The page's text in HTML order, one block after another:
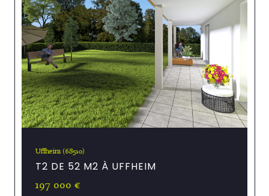
Uffheim (68510)
T2 DE 52 M2 À UFFHEIM
197 000 €